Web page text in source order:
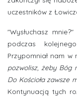
uczestników z
"Wysłuchasz mnie?"
podczas
Przypomniał nam w
pozwolisz, żeby Bóg
Do Kościoła zawsze
Kontynuacją tych